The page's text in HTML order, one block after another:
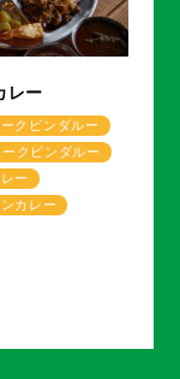
レー
クビンダルー
クビンダルー
ー
カレー